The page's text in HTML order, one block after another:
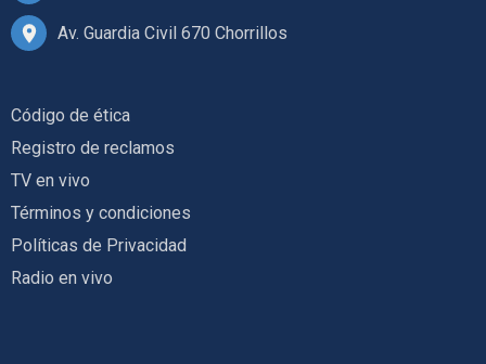
Av. Guardia Civil 670 Chorrillos
Código de ética
Registro de reclamos
TV en vivo
Términos y condiciones
Políticas de Privacidad
Radio en vivo